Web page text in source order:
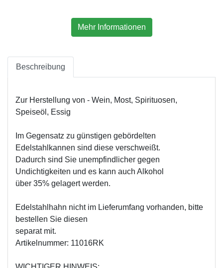
Mehr Informationen
Beschreibung
Zur Herstellung von - Wein, Most, Spirituosen,
Speiseöl, Essig
Im Gegensatz zu günstigen gebördelten
Edelstahlkannen sind diese verschweißt.
Dadurch sind Sie unempfindlicher gegen
Undichtigkeiten und es kann auch Alkohol
über 35% gelagert werden.
Edelstahlhahn nicht im Lieferumfang vorhanden, bitte
bestellen Sie diesen
separat mit.
Artikelnummer: 11016RK